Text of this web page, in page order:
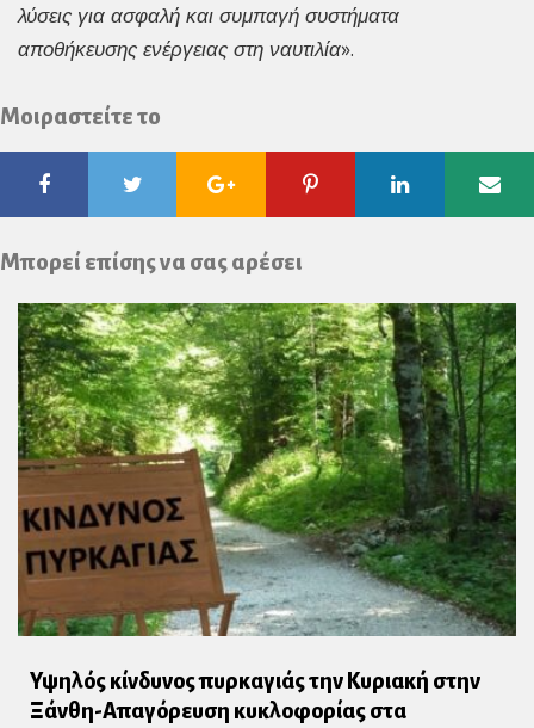
λύσεις για ασφαλή και συμπαγή συστήματα
αποθήκευσης ενέργειας στη ναυτιλία».
Μοιραστείτε το
FacebookTwitter Google
Plus
Pinterest Linkedin
Μπορεί επίσης να σας αρέσει
Υψηλός κίνδυνος πυρκαγιάς την Κυριακή στην
Ξάνθη-Απαγόρευση κυκλοφορίας στα